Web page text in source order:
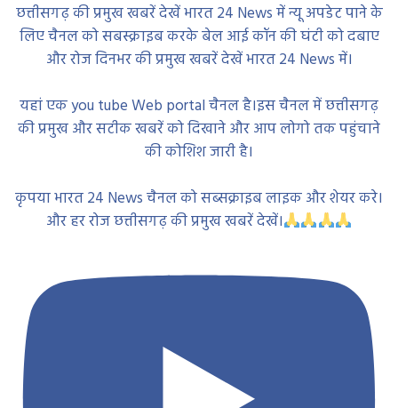
छत्तीसगढ़ की प्रमुख खबरें देखें भारत 24 News में न्यू अपडेट पाने के
लिए चैनल को सबस्क्राइब करके बेल आई कॉन की घंटी को दबाए
और रोज दिनभर की प्रमुख खबरें देखें भारत 24 News में।
यहां एक you tube Web portal चैनल है।इस चैनल में छत्तीसगढ़
की प्रमुख और सटीक खबरें को दिखाने और आप लोगो तक पहुंचाने
की कोशिश जारी है।
कृपया भारत 24 News चैनल को सब्सक्राइब लाइक और शेयर करे।
और हर रोज छत्तीसगढ़ की प्रमुख खबरें देखें।